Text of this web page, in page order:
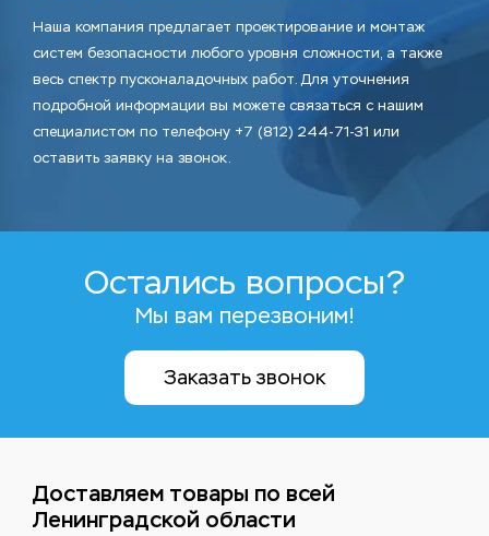
Наша компания предлагает проектирование и монтаж
систем безопасности любого уровня сложности, а также
весь спектр пусконаладочных работ. Для уточнения
подробной информации вы можете связаться с нашим
специалистом по телефону +7 (812) 244-71-31 или
оставить заявку на звонок.
Остались вопросы?
Мы вам перезвоним!
Заказать звонок
Доставляем товары по всей
Ленинградской области